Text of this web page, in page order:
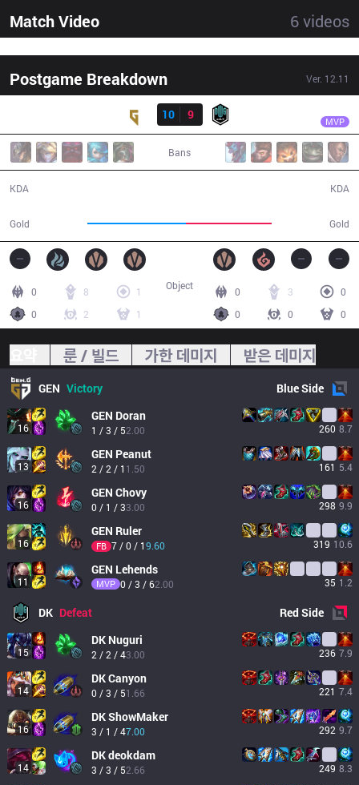
Match Video 6videos
Postgame Breakdown Ver. 12.11
10
9 MVP
Bans
KDA
Gold Gold
KDA
0 8
1
0
2 1
0 3
0
0
0 0
Object
룬 / 빌드 가한 데미지 받은 데미지
GEN Victory BlueSide
16
GEN Doran
1 / 3 / 52.00 260 8.7
13
GEN Peanut
2 / 2 / 1 1.50 161 5.4
16
GEN Chovy
0 / 1 / 33.00 298 9.9
16
GEN Ruler
FB 7 / 0 / 19.60 319 10.6
11
GEN Lehends
MVP 0 / 3 / 62.00 35 1.2
DK Defeat RedSide
15
DK Nuguri
2 / 2 / 43.00 236 7.9
14
DKCanyon
0 / 3 / 51.66 221 7.4
16
DKShowMaker
3 / 1 / 47.00 292 9.7
14
DKdeokdam
3 / 3 / 52.66 249 8.3